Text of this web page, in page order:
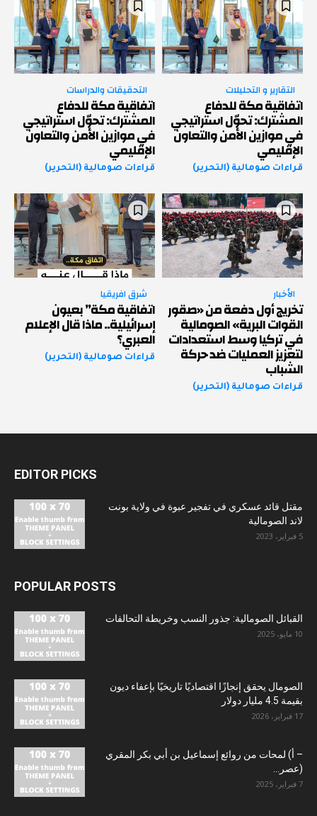
التقارير و التحليلات
اتفاقية مكة للدفاع
المشترك: تحوّل استراتيجي
في موازين الأمن والتعاون
الإقليمي
قراءات صومالية (التحرير)
التحقيقات والدراسات
اتفاقية مكة للدفاع
المشترك: تحوّل استراتيجي
في موازين الأمن والتعاون
الإقليمي
قراءات صومالية (التحرير)
الأخبار
تخريج أول دفعة من «صقور
القوات البرية» الصومالية
في تركيا وسط استعدادات
لتعزيز العمليات ضد حركة
الشباب
قراءات صومالية (التحرير)
شرق افريقيا
اتفاقية مكة” بعيون
إسرائيلية.. ماذا قال الإعلام
العبري؟
قراءات صومالية (التحرير)
EDITOR PICKS
مقتل قائد عسكري في تفجير عبوة في ولاية بونت
لاند الصومالية
5 فبراير، 2023
POPULAR POSTS
القبائل الصومالية: جذور النسب وخريطة التحالفات
10 مايو، 2025
الصومال يحقق إنجازًا اقتصاديًا تاريخيًا بإعفاء ديون
بقيمة 4.5 مليار دولار
17 فبراير، 2026
– أ) لمحات من روائع إسماعيل بن أبي بكر المقري
(عصر...
7 فبراير، 2025